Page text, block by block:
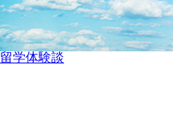
留学体験談